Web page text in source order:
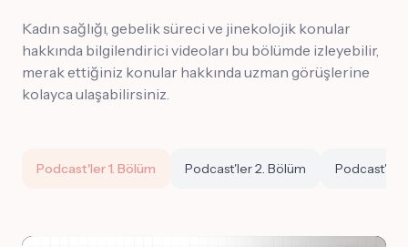
Kadın sağlığı, gebelik süreci ve jinekolojik konular
hakkında bilgilendirici videoları bu bölümde izleyebilir,
merak ettiğiniz konular hakkında uzman görüşlerine
kolayca ulaşabilirsiniz.
Podcast'ler 1. Bölüm Podcast'ler 2. Bölüm Podcast'ler